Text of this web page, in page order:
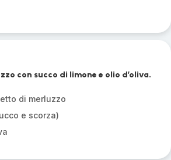
con succo di limone e olio d’oliva.
di merluzzo
e scorza)